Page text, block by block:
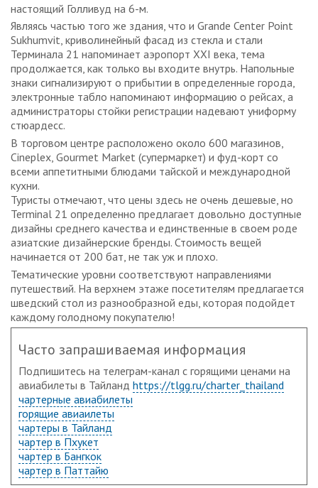
настоящий Голливуд на 6-м.
Являясь частью того же здания, что и Grande Center Point
Sukhumvit, криволинейный фасад из стекла и стали
Терминала 21 напоминает аэропорт XXI века, тема
продолжается, как только вы входите внутрь. Напольные
знаки сигнализируют о прибытии в определенные города,
электронные табло напоминают информацию о рейсах, а
администраторы стойки регистрации надевают униформу
стюардесс.
В торговом центре расположено около 600 магазинов,
Cineplex, Gourmet Market (супермаркет) и фуд-корт со
всеми аппетитными блюдами тайской и международной
кухни.
Туристы отмечают, что цены здесь не очень дешевые, но
Terminal 21 определенно предлагает довольно доступные
дизайны среднего качества и единственные в своем роде
азиатские дизайнерские бренды. Стоимость вещей
начинается от 200 бат, не так уж и плохо.
Тематические уровни соответствуют направлениями
путешествий. На верхнем этаже посетителям предлагается
шведский стол из разнообразной еды, которая подойдет
каждому голодному покупателю!
Часто запрашиваемая информация
Подпишитесь на телеграм-канал с горящими ценами на
авиабилеты в Тайланд https://tlgg.ru/charter_thailand
чартерные авиабилеты
горящие авиаилеты
чартеры в Тайланд
чартер в Пхукет
чартер в Бангкок
чартер в Паттайю